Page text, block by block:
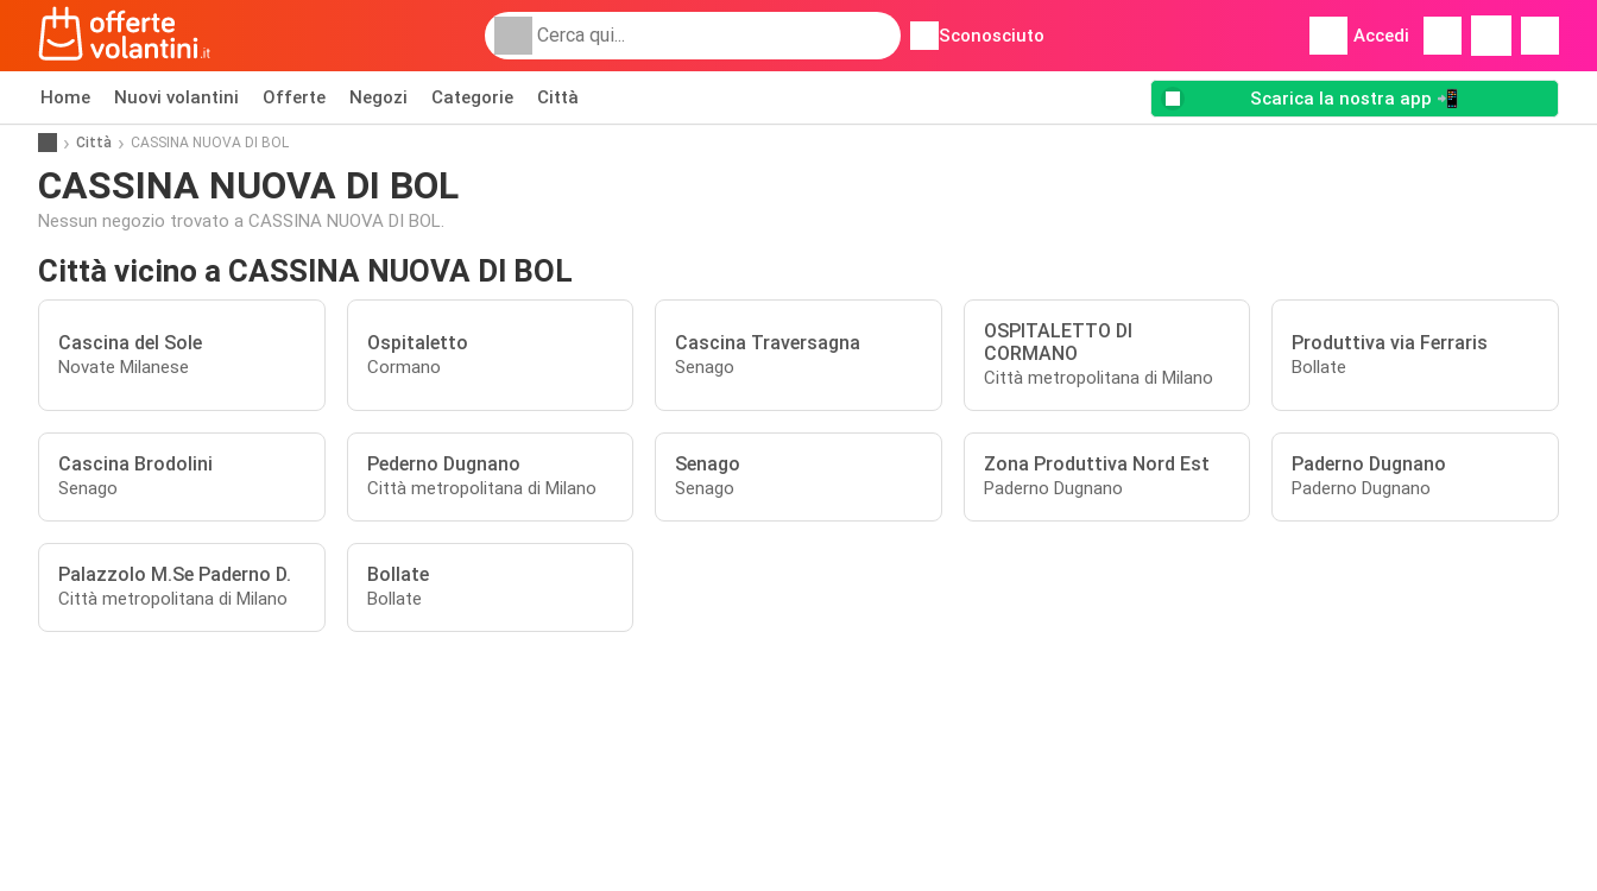
Sconosciuto Accedi
Home Nuovi volantini Offerte Negozi Categorie Città Scarica la nostra app 📲
Città CASSINA NUOVA DI BOL
CASSINA NUOVA DI BOL
Nessun negozio trovato a CASSINA NUOVA DI BOL.
Città vicino a CASSINA NUOVA DI BOL
Cascina del Sole
Novate Milanese
Ospitaletto
Cormano
Cascina Traversagna
Senago
OSPITALETTO DI
CORMANO
Città metropolitana di Milano
Produttiva via Ferraris
Bollate
Cascina Brodolini
Senago
Pederno Dugnano
Città metropolitana di Milano
Senago
Senago
Zona Produttiva Nord Est
Paderno Dugnano
Paderno Dugnano
Paderno Dugnano
Palazzolo M.Se Paderno D.
Città metropolitana di Milano
Bollate
Bollate